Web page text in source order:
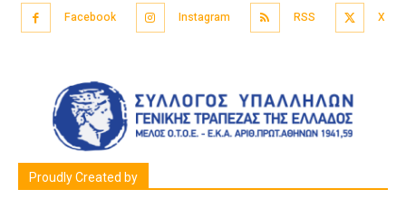
Facebook Instagram RSS X
Proudly Created by